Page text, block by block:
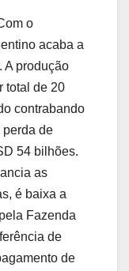
o
acaba a
A produção
total de 20
contrabando
perda de
54 bilhões.
as
é baixa a
Fazenda
de
de